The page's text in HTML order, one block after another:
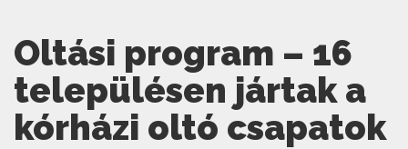
Oltási program – 16
településen jártak a
kórházi oltó csapatok